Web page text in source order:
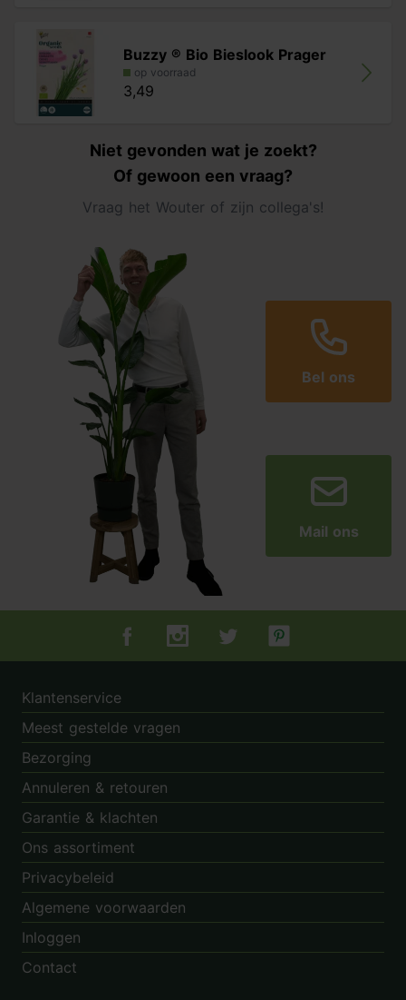
Buzzy ® Bio Bieslook Prager
op voorraad
3,49
Niet gevonden wat je zoekt?
Of gewoon een vraag?
Vraag het Wouter of zijn collega's!
Bel ons
Mail ons
Tuincentrum.nl op Facebook
Tuincentrum.nl op Instagram
Tuincentrum.nl op Twitter
Tuincentrum.nl op
Klantenservice
Meest gestelde vragen
Bezorging
Annuleren & retouren
Garantie & klachten
Ons assortiment
Privacybeleid
Algemene voorwaarden
Inloggen
Contact